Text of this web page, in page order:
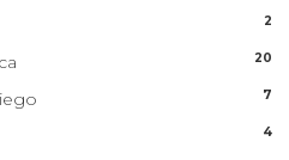
2
20
7
4